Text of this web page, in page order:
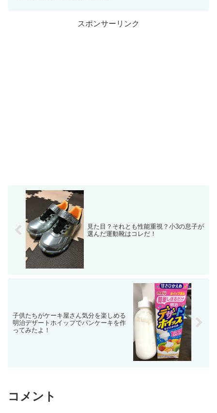
スポンサーリンク
見た目？それとも性能重視？小3の息子が
選んだ運動靴はコレだ！
子供たちがケーキ屋さん気分を楽しめる
明治デザートホイップでパンケーキを作
ってみたよ！
コメント